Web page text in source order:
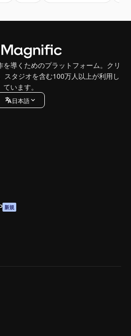
導くためのプラットフォーム。クリ
スタジオを含む100万人以上が利用し
ています。
日本語
新規